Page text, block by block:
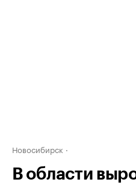
Новосибирск
В области